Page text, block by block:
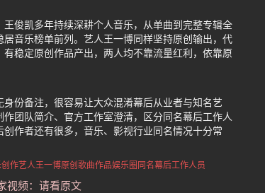
俊凯多年持续深耕个人音乐，从单曲到完整专辑全
音乐榜单前列。艺人王一博同样坚持原创输出，代
稳定原创作品产出，两人均不靠流量红利，依靠原
份备注，很容易让大众混淆幕后从业者与知名艺
团队简介、官方工作室澄清，区分同名幕后工作人
作者还有很多，音乐、影视行业同名情况十分常
作艺人王一博原创歌曲作品娱乐圈同名幕后工作人员
视频：请看原文